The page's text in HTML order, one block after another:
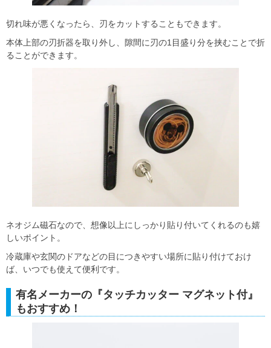
切れ味が悪くなったら、刃をカットすることもできます。
本体上部の刃折器を取り外し、隙間に刃の1目盛り分を挟むことで折
ることができます。
ネオジム磁石なので、想像以上にしっかり貼り付いてくれるのも嬉
しいポイント。
冷蔵庫や玄関のドアなどの目につきやすい場所に貼り付けておけ
ば、いつでも使えて便利です。
有名メーカーの『タッチカッター マグネット付』
もおすすめ！